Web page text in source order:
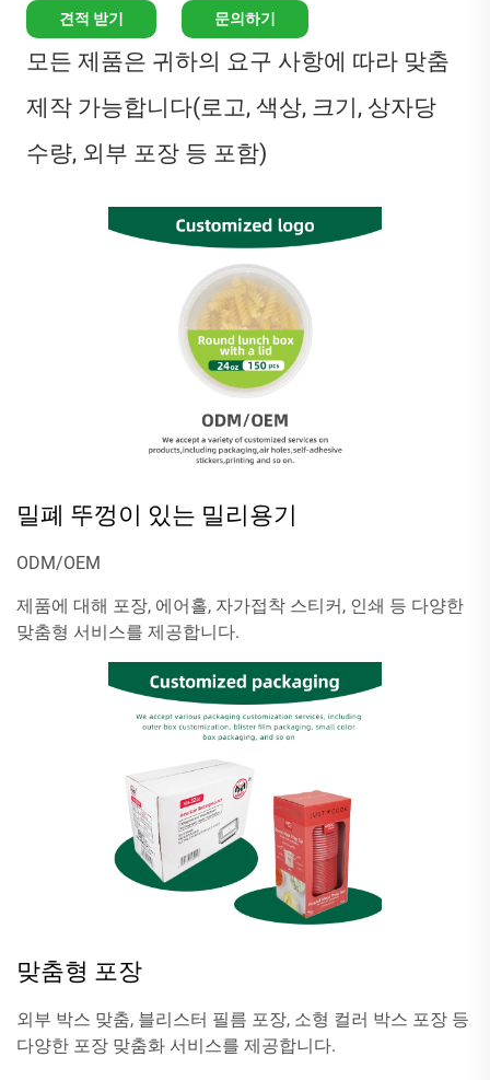
견적 받기 문의하기
모든 제품은 귀하의 요구 사항에 따라 맞춤
제작 가능합니다(로고, 색상, 크기, 상자당
수량, 외부 포장 등 포함)
밀폐 뚜껑이 있는 밀리용기
ODM/OEM
제품에 대해 포장, 에어홀, 자가접착 스티커, 인쇄 등 다양한
맞춤형 서비스를 제공합니다.
맞춤형 포장
외부 박스 맞춤, 블리스터 필름 포장, 소형 컬러 박스 포장 등
다양한 포장 맞춤화 서비스를 제공합니다.